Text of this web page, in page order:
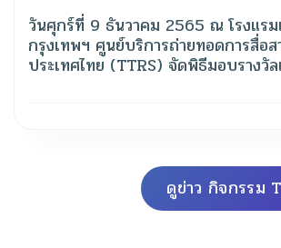
วันศุกร์ที่ 9 ธันวาคม 2565 ณ โรงแร
กรุงเทพฯ ศูนย์บริการถ่ายทอดการสื่อส
ประเทศไทย (TTRS) จัดพิธีมอบรางวัล
ดูข่าว กิจกรรม